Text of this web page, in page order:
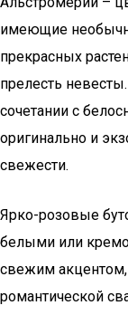
имеющие
прекрасных
прелесть
сочетании с
оригинально и
свежести.
Ярко-розовые
белыми или
свежим
романтической